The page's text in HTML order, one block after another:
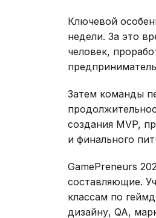
Ключевой
недели. За это
человек,
Затем команды
создания MVP,
и финального
GamePreneurs
составляющие.
классам по
дизайну, QA,